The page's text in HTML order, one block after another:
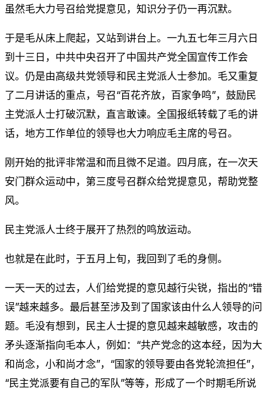
虽然毛大力号召给党提意见，知识分子仍一再沉默。
于是毛从床上爬起，又站到讲台上。一九五七年三月六日
到十三日，中共中央召开了中国共产党全国宣传工作会
议。仍是由高级共党领导和民主党派人士参加。毛又重复
了二月讲话的重点，号召“百花齐放，百家争鸣”，鼓励民
主党派人士打破沉默，直言敢谏。全国报纸转载了毛的讲
话，地方工作单位的领导也大力响应毛主席的号召。
刚开始的批评非常温和而且微不足道。四月底，在一次天
安门群众运动中，第三度号召群众给党提意见，帮助党整
风。
民主党派人士终于展开了热烈的鸣放运动。
也就是在此时，于五月上旬，我回到了毛的身侧。
一天一天的过去，人们给党提的意见越行尖锐，指出的“错
误”越来越多。最后甚至涉及到了国家该由什么人领导的问
题。毛没有想到，民主人士提的意见越来越敏感，攻击的
矛头逐渐指向毛本人，例如：“共产党念的这本经，因为大
和尚念，小和尚才念”，“国家的领导要由各党轮流担任”，
“民主党派要有自己的军队”等等，形成了一个时期毛所说